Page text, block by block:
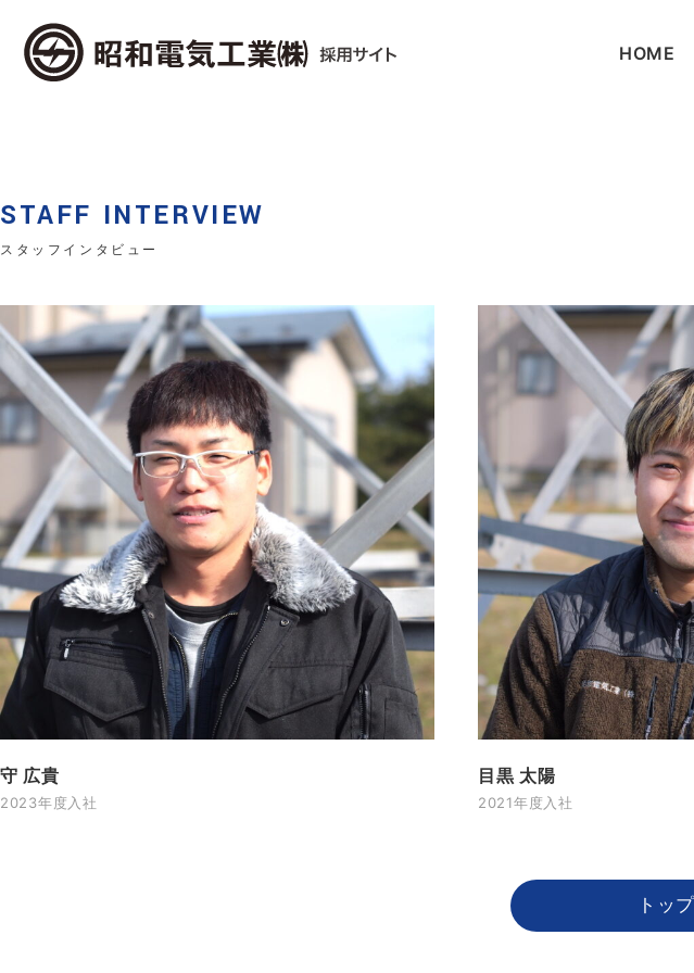
HOME
STAFF INTERVIEW
スタッフインタビュー
守 広貴
2023年度入社
目黒 太陽
2021年度入社
トッ